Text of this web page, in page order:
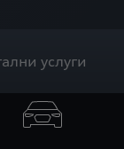
услуги